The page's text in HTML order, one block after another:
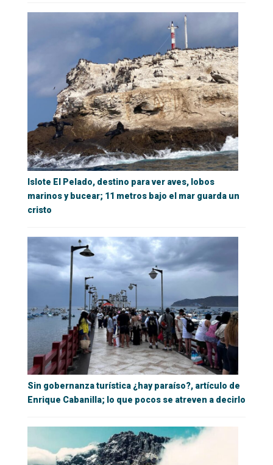
Islote El Pelado, destino para ver aves, lobos
marinos y bucear; 11 metros bajo el mar guarda un
cristo
Sin gobernanza turística ¿hay paraíso?, artículo de
Enrique Cabanilla; lo que pocos se atreven a decirlo